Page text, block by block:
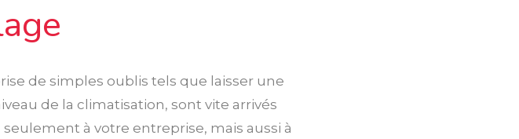
de simples oublis tels que laisser une
de la climatisation, sont vite arrivés
à votre entreprise, mais aussi à